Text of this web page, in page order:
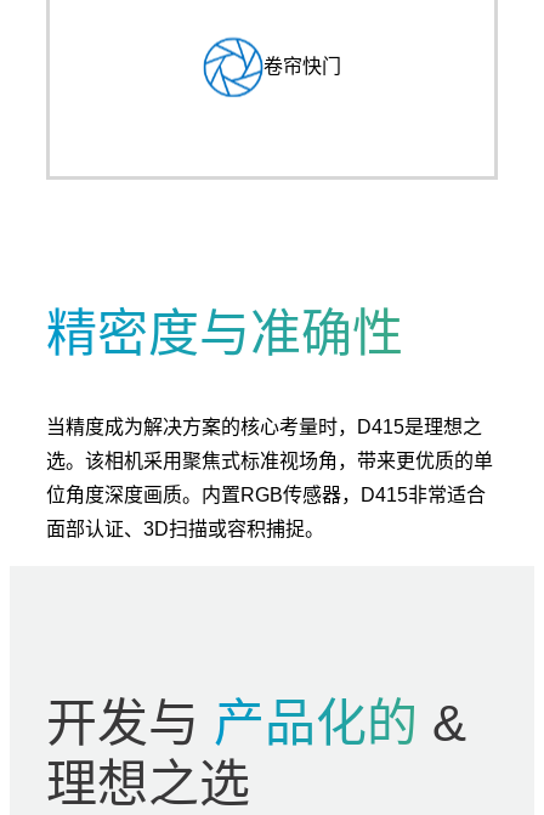
卷帘快门
精密度与准确性
当精度成为解决方案的核心考量时，D415是理想之
选。该相机采用聚焦式标准视场角，带来更优质的单
位角度深度画质。内置RGB传感器，D415非常适合
面部认证、3D扫描或容积捕捉。
开发与 产品化的 &
理想之选